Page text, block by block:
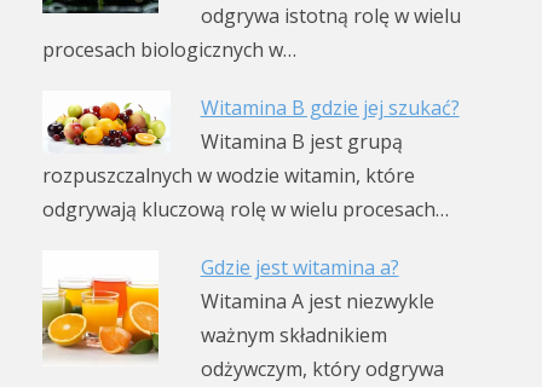
odgrywa istotną rolę w wielu
procesach biologicznych w…
Witamina B gdzie jej szukać?
Witamina B jest grupą
rozpuszczalnych w wodzie witamin, które
odgrywają kluczową rolę w wielu procesach…
Gdzie jest witamina a?
Witamina A jest niezwykle
ważnym składnikiem
odżywczym, który odgrywa